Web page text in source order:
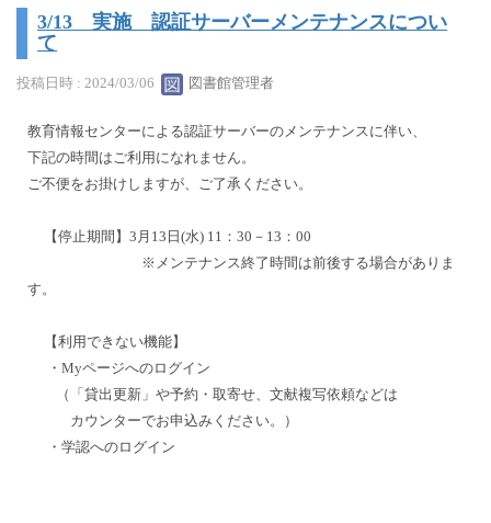
3/13 実施 認証サーバーメンテナンスについ
て
投稿日時 : 2024/03/06 図書館管理者
教育情報センターによる認証サーバーのメンテナンスに伴い、
下記の時間はご利用になれません。
ご不便をお掛けしますが、ご了承ください。
【停止期間】3月13日(水) 11：30－13：00
※メンテナンス終了時間は前後する場合がありま
す。
【利用できない機能】
・Myページへのログイン
（「貸出更新」や予約・取寄せ、文献複写依頼などは
カウンターでお申込みください。）
・学認へのログイン